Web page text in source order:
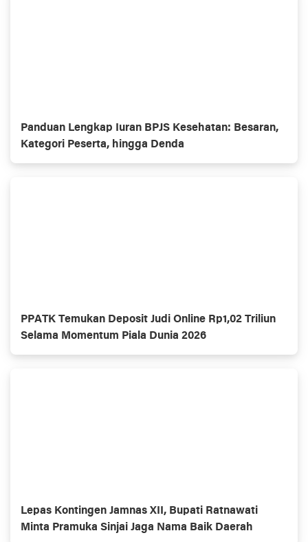
Panduan Lengkap Iuran BPJS Kesehatan: Besaran,
Kategori Peserta, hingga Denda
PPATK Temukan Deposit Judi Online Rp1,02 Triliun
Selama Momentum Piala Dunia 2026
Lepas Kontingen Jamnas XII, Bupati Ratnawati
Minta Pramuka Sinjai Jaga Nama Baik Daerah